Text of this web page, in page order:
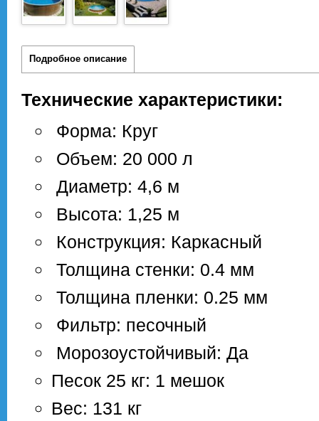
Подробное описание
Технические характеристики:
Форма: Круг
Объем: 20 000 л
Диаметр: 4,6 м
Высота: 1,25 м
Конструкция: Каркасный
Толщина стенки: 0.4 мм
Толщина пленки: 0.25 мм
Фильтр: песочный
Морозоустойчивый: Да
Песок 25 кг: 1 мешок
Вес: 131 кг